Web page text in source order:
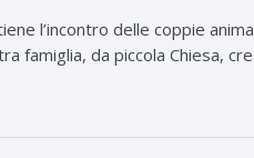
l’incontro delle coppie
famiglia, da piccola Chiesa,